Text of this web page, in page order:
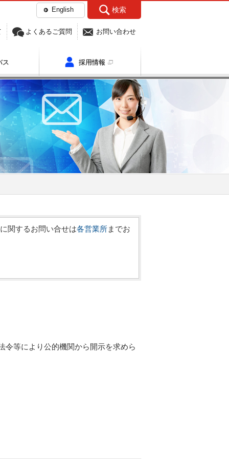
English 検索
よくあるご質問 お問い合わせ
ス 採用情報
ス運行エリア全体のほか、
関するお問い合せは各営業所までお
令等により公的機関から開示を求めら